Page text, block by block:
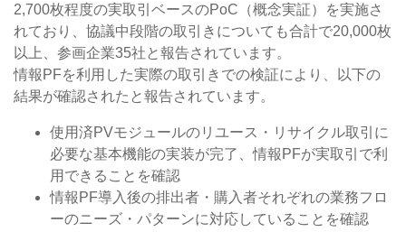
2,700枚程度の実取引ベースのPoC（概念実証）を実施さ
れており、協議中段階の取引きについても合計で20,000枚
以上、参画企業35社と報告されています。
情報PFを利用した実際の取引きでの検証により、以下の
結果が確認されたと報告されています。
使用済PVモジュールのリユース・リサイクル取引に
必要な基本機能の実装が完了、情報PFが実取引で利
用できることを確認
情報PF導入後の排出者・購入者それぞれの業務フロ
ーのニーズ・パターンに対応していることを確認